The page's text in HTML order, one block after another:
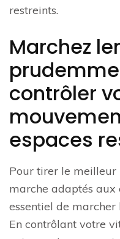
restreints.
Marchez
contrôler
espaces
Pour tirer le meilleur
marche adaptés aux
essentiel de
En contrôlant votre